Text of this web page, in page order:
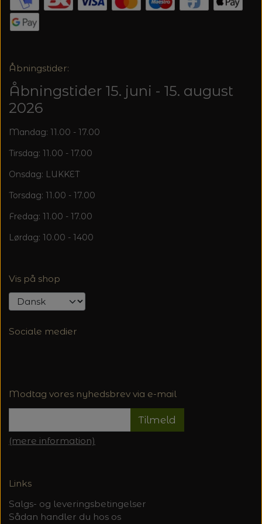
Åbningstider:
Åbningstider 15. juni - 15. august
2026
Mandag: 11.00 - 17.00
Tirsdag: 11.00 - 17.00
Onsdag: LUKKET
Torsdag: 11.00 - 17.00
Fredag: 11.00 - 17.00
Lørdag: 10.00 - 1400
Vis på shop
Sociale medier
Modtag vores nyhedsbrev via e-mail
Tilmeld
(mere information)
Links
Salgs- og leveringsbetingelser
Sådan handler du hos os